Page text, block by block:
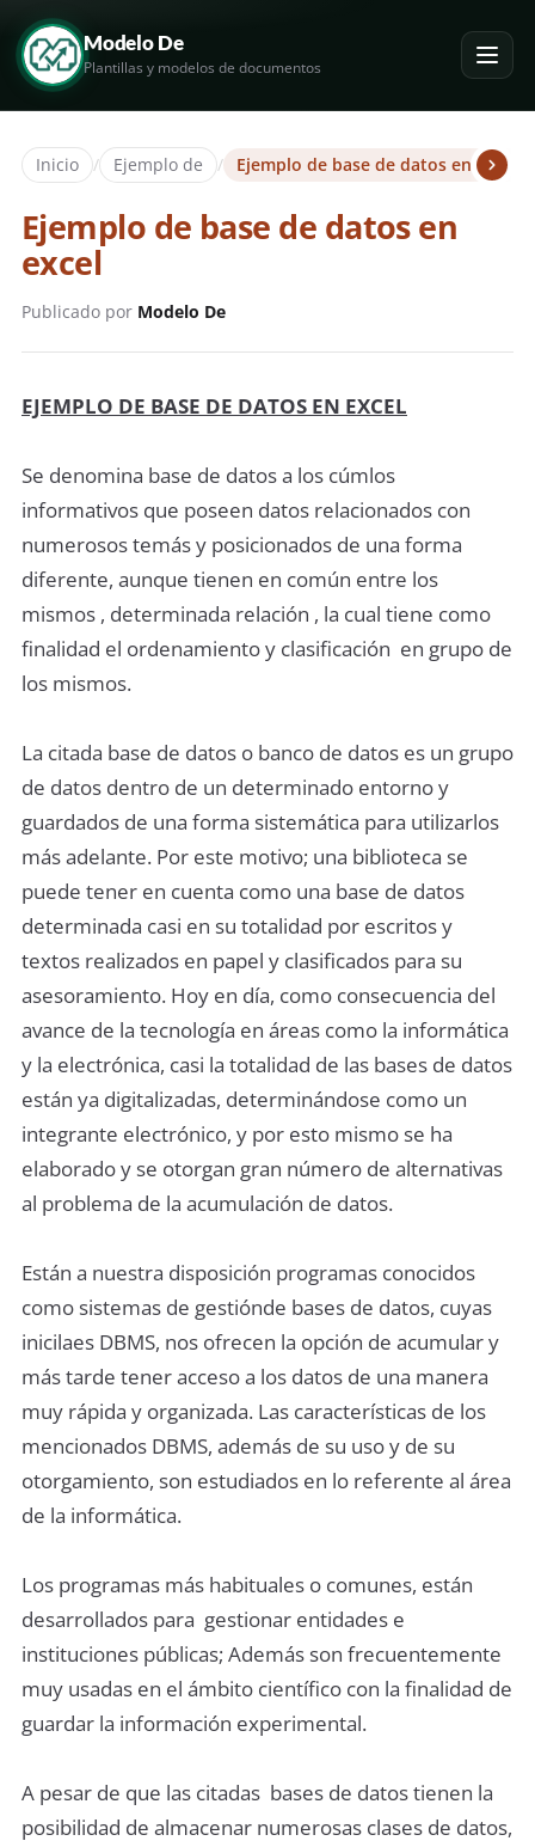
Modelo De
Plantillas y modelos de documentos
Inicio / Ejemplo de / Ejemplo de base de datos en excel
Ejemplo de base de datos en
excel
Publicado por Modelo De
EJEMPLO DE BASE DE DATOS EN EXCEL
Se denomina base de datos a los cúmlos
informativos que poseen datos relacionados con
numerosos temás y posicionados de una forma
diferente, aunque tienen en común entre los
mismos , determinada relación , la cual tiene como
finalidad el ordenamiento y clasificación en grupo de
los mismos.
La citada base de datos o banco de datos es un grupo
de datos dentro de un determinado entorno y
guardados de una forma sistemática para utilizarlos
más adelante. Por este motivo; una biblioteca se
puede tener en cuenta como una base de datos
determinada casi en su totalidad por escritos y
textos realizados en papel y clasificados para su
asesoramiento. Hoy en día, como consecuencia del
avance de la tecnología en áreas como la informática
y la electrónica, casi la totalidad de las bases de datos
están ya digitalizadas, determinándose como un
integrante electrónico, y por esto mismo se ha
elaborado y se otorgan gran número de alternativas
al problema de la acumulación de datos.
Están a nuestra disposición programas conocidos
como sistemas de gestiónde bases de datos, cuyas
inicilaes DBMS, nos ofrecen la opción de acumular y
más tarde tener acceso a los datos de una manera
muy rápida y organizada. Las características de los
mencionados DBMS, además de su uso y de su
otorgamiento, son estudiados en lo referente al área
de la informática.
Los programas más habituales o comunes, están
desarrollados para gestionar entidades e
instituciones públicas; Además son frecuentemente
muy usadas en el ámbito científico con la finalidad de
guardar la información experimental.
A pesar de que las citadas bases de datos tienen la
posibilidad de almacenar numerosas clases de datos,